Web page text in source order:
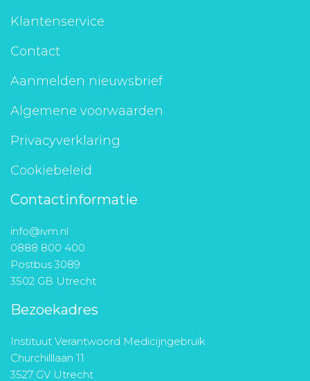
Klantenservice
Contact
Aanmelden nieuwsbrief
Algemene voorwaarden
Privacyverklaring
Cookiebeleid
Contactinformatie
info@ivm.nl
0888 800 400
Postbus 3089
3502 GB Utrecht
Bezoekadres
Instituut Verantwoord Medicijngebruik
Churchilllaan 11
3527 GV Utrecht